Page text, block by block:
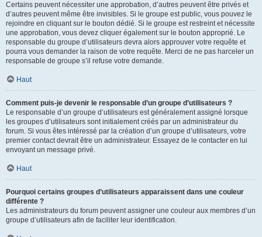
Certains peuvent nécessiter une approbation, d’autres peuvent être privés et
d’autres peuvent même être invisibles. Si le groupe est public, vous pouvez le
rejoindre en cliquant sur le bouton dédié. Si le groupe est restreint et nécessite
une approbation, vous devez cliquer également sur le bouton approprié. Le
responsable du groupe d’utilisateurs devra alors approuver votre requête et
pourra vous demander la raison de votre requête. Merci de ne pas harceler un
responsable de groupe s’il refuse votre demande.
Haut
Comment puis-je devenir le responsable d’un groupe d’utilisateurs ?
Le responsable d’un groupe d’utilisateurs est généralement assigné lorsque
les groupes d’utilisateurs sont initialement créés par un administrateur du
forum. Si vous êtes intéressé par la création d’un groupe d’utilisateurs, votre
premier contact devrait être un administrateur. Essayez de le contacter en lui
envoyant un message privé.
Haut
Pourquoi certains groupes d’utilisateurs apparaissent dans une couleur
différente ?
Les administrateurs du forum peuvent assigner une couleur aux membres d’un
groupe d’utilisateurs afin de faciliter leur identification.